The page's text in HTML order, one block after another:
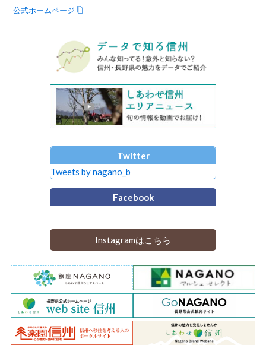
公式ホームページ
Twitter
Tweets by nagano_b
Facebook
Instagramはこちら